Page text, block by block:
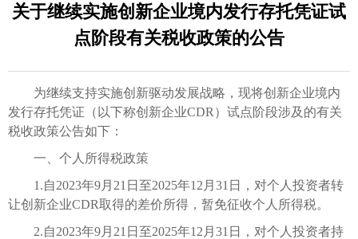
关于继续实施创新企业境内发行存托凭证试
点阶段有关税收政策的公告
为继续支持实施创新驱动发展战略，现将创新企业境内
发行存托凭证（以下称创新企业CDR）试点阶段涉及的有关
税收政策公告如下：
一、个人所得税政策
1.自2023年9月21日至2025年12月31日，对个人投资者转
让创新企业CDR取得的差价所得，暂免征收个人所得税。
2.自2023年9月21日至2025年12月31日，对个人投资者持